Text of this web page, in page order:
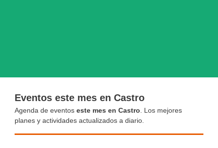
Eventos este mes en Castro
Agenda de eventos este mes en Castro . Los mejores
planes y actividades actualizados a diario.